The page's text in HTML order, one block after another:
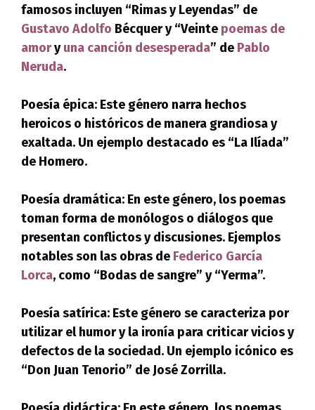
famosos incluyen “Rimas y Leyendas” de
Gustavo Adolfo Bécquer y “Veinte poemas de
amoryuna canción desesperada” de Pablo
Neruda.
Poesía épica: Este género narra hechos
heroicos o históricos de manera grandiosa y
exaltada. Un ejemplo destacado es “La Ilíada”
de Homero.
Poesía dramática: En este género, los poemas
toman forma de monólogos o diálogos que
presentan conflictos y discusiones. Ejemplos
notables son las obras de Federico García
Lorca, como “Bodas de sangre” y “Yerma”.
Poesía satírica: Este género se caracteriza por
utilizar el humor y la ironía para criticar vicios y
defectos de la sociedad. Un ejemplo icónico es
“Don Juan Tenorio” de José Zorrilla.